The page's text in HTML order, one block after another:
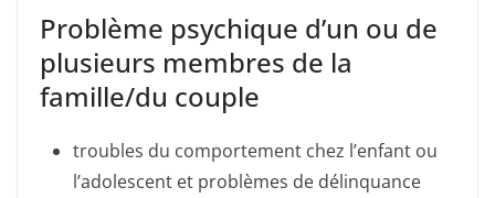
Problème psychique d’un ou de
plusieurs membres de la
famille/du couple
troubles du comportement chez l’enfant ou
l’adolescent et problèmes de délinquance